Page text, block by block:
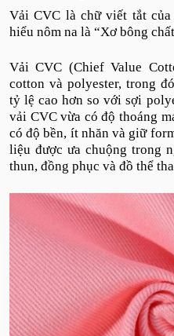
Vải CVC là chữ viết tắt của
hiểu nôm na là “Xơ bông
Vải CVC (Chief Value
cotton và polyester, trong
tỷ lệ cao hơn so với sợi
vải CVC vừa có độ thoáng
có độ bền, ít nhăn và giữ
liệu được ưa chuộng trong
thun, đồng phục và đồ thể